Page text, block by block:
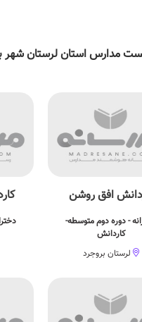
مدارس استان لرستان شهر
افق روشن
- دوره دوم متوسطه-
کاردانش
لرستان بروجرد